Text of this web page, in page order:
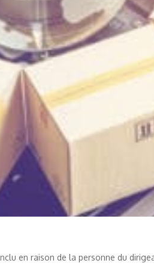
en raison de la personne du